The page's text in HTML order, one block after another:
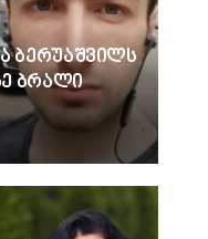
ბერუაშვილს
ბრალი